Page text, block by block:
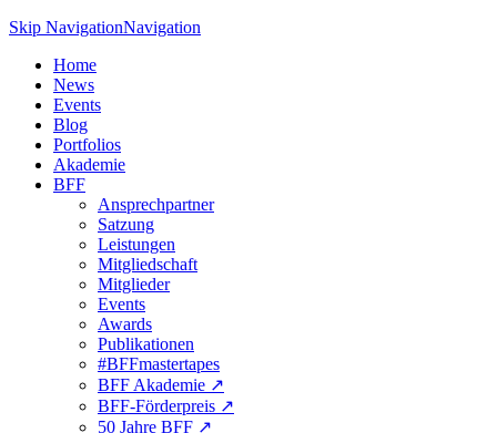
Skip NavigationNavigation
Home
News
Events
Blog
Portfolios
Akademie
BFF
Ansprechpartner
Satzung
Leistungen
Mitgliedschaft
Mitglieder
Events
Awards
Publikationen
#BFFmastertapes
BFF Akademie ↗︎
BFF-Förderpreis ↗︎
50 Jahre BFF ↗︎